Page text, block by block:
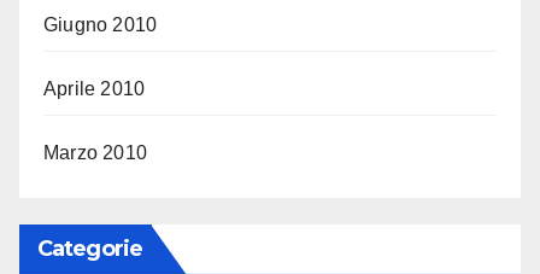
Giugno 2010
Aprile 2010
Marzo 2010
Categorie